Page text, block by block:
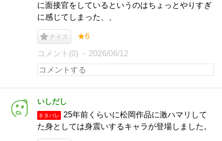
に面接官をしているというのはちょっとやりすぎ
に感じてしまった、、
ナイス ★6
コメント(0) 2026/06/12
いしだし
ネタバレ
25年前くらいに松岡作品に激ハマリして
た身としては身震いするキャラが登場しました。